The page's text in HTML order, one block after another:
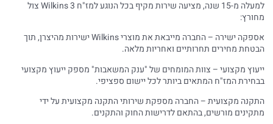
למעלה מ-15 שנה, מציעה שירות מקיף בכל הנוגע למז"ח Wilkins 3 צול
מחורץ:
אספקה ישירה – החברה מייבאת את מוצרי Wilkins ישירות מהיצרן, תוך
הבטחת מחירים תחרותיים ואחריות מלאה.
ייעוץ מקצועי – צוות המומחים של "ענק המשאבות" מספק ייעוץ מקצועי
בבחירת המז"ח המתאים ביותר לכל יישום ספציפי.
התקנה מקצועית – החברה מספקת שירותי התקנה מקצועית על ידי
מתקינים מורשים, בהתאם לדרישות החוק והתקנים.